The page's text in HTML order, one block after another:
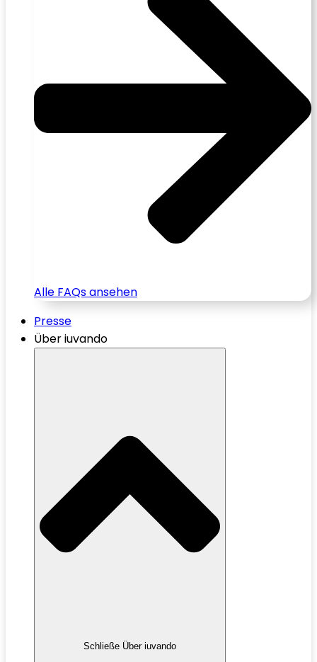
Alle FAQs ansehen
Presse
Über iuvando
Schließe Über iuvando